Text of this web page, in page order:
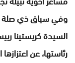
وفي سياق ذي صلة ،
السيدة كريستينا
رئاستها، عن